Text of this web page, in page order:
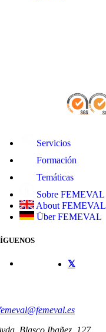
Servicios
Formación
Temáticas
Sobre FEMEVAL
About FEMEVAL
Über FEMEVAL
Blasco Ibañez, 127